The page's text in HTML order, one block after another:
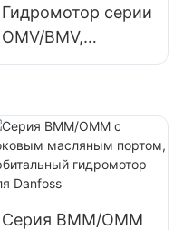
мотор
Гидромотор серии
OMV/BMV,
орбитальный
Danfoss
Серия BMM/OMM